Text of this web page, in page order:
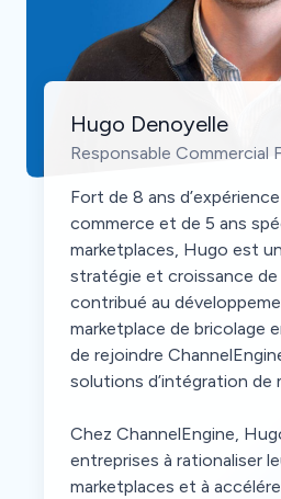
Hugo Denoyelle
Responsable Commercial
Fort de 8 ans
commerce et de 5 ans
marketplaces, Hugo est
stratégie et croissance de
contribué au
marketplace de bricolage
de rejoindre
solutions d’intégration de
Chez ChannelEngine,
entreprises à rationaliser
marketplaces et à